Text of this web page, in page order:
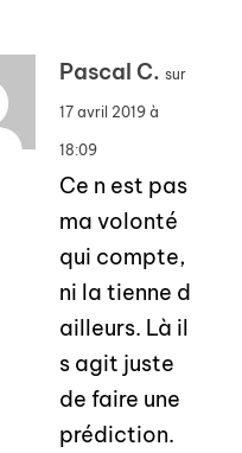
Pascal C. sur
17 avril 2019 à
18:09
Ce n est pas
ma volonté
qui compte,
ni la tienne d
ailleurs. Là il
s agit juste
de faire une
prédiction.